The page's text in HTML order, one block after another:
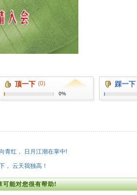
顶一下 (0)
0%
踩一下
青红， 日月江潮在掌中!
， 云天我独高！
可能对您很有帮助!